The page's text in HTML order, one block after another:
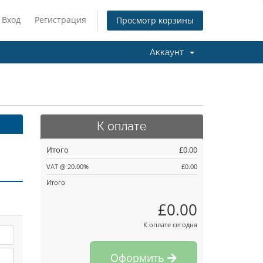
Вход Регистрация Просмотр корзины
Аккаунт
К оплате
Итого £0.00
VAT @ 20.00%
£0.00
Итого
£0.00
К оплате сегодня
Оформить